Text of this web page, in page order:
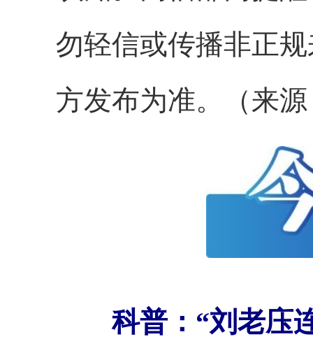
勿轻信或传播非正
方发布为准。（来
科普：“刘老庒